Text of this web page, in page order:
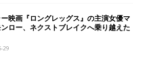
映画『ロングレッグス』の主演女優マ
ロー、ネクストブレイクへ乗り越えた
29